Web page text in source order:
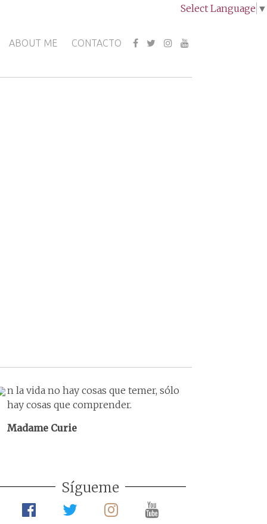
Select Language ▼
ABOUT ME CONTACTO
n la vida no hay cosas que temer, sólo
hay cosas que comprender.
Madame Curie
Sígueme